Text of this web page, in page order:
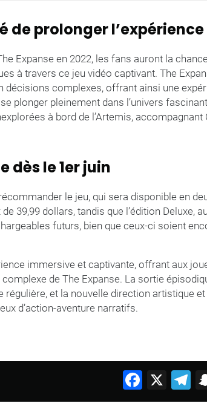
de prolonger l’expérience
Expanse en 2022, les fans auront la
à travers ce jeu vidéo captivant. The
complexes, offrant ainsi une
plonger pleinement dans l’univers
à bord de l’Artemis, accompagnant
dès le 1er juin
le jeu, qui sera disponible en
39,99 dollars, tandis que l’édition Deluxe,
futurs, bien que ceux-ci soient
immersive et captivante, offrant aux
de The Expanse. La sortie
régulière, et la nouvelle direction artistique
d’action-aventure narratifs.
X